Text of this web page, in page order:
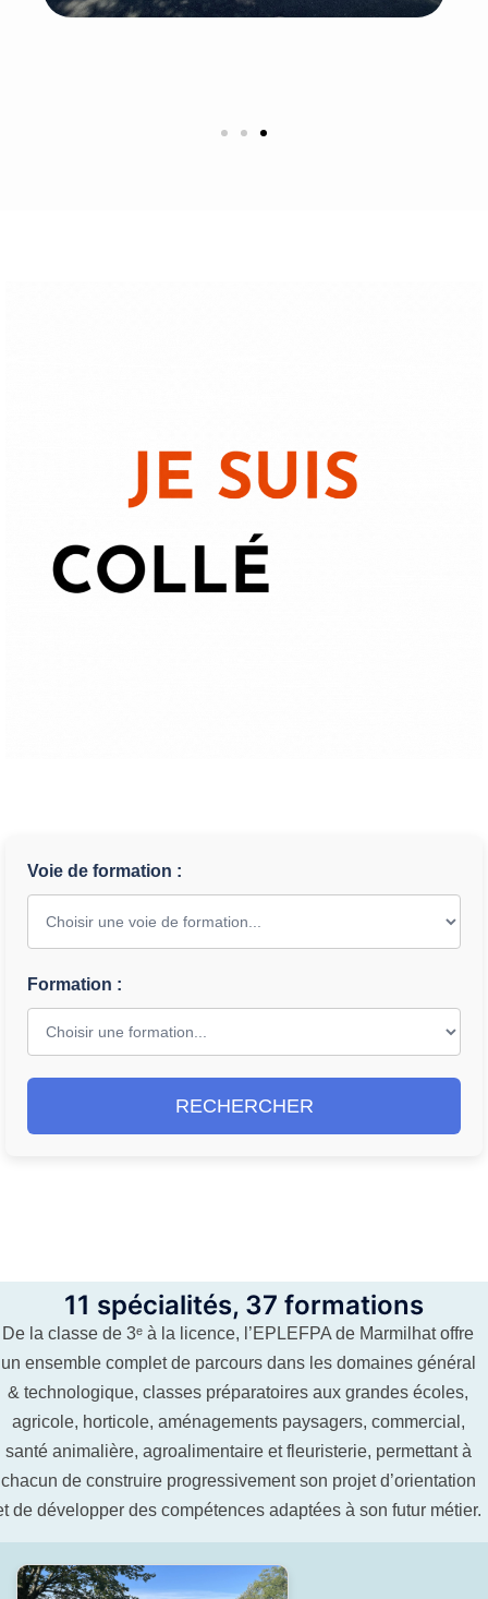
Voie de formation :
Formation :
RECHERCHER
11 spécialités, 37 formations
De la classe de 3ᵉ à la licence, l’EPLEFPA de Marmilhat offre
un ensemble complet de parcours dans les domaines général
& technologique, classes préparatoires aux grandes écoles,
agricole, horticole, aménagements paysagers, commercial,
santé animalière, agroalimentaire et fleuristerie, permettant à
chacun de construire progressivement son projet d’orientation
de développer des compétences adaptées à son futur métier.